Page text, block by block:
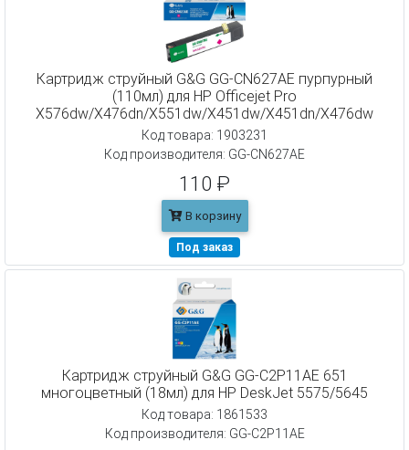
Картридж струйный G&G GG-CN627AE пурпурный
(110мл) для HP Officejet Pro
X576dw/X476dn/X551dw/X451dw/X451dn/X476dw
Код товара: 1903231
Код производителя: GG-CN627AE
110 ₽
В корзину
Под заказ
Картридж струйный G&G GG-C2P11AE 651
многоцветный (18мл) для HP DeskJet 5575/5645
Код товара: 1861533
Код производителя: GG-C2P11AE